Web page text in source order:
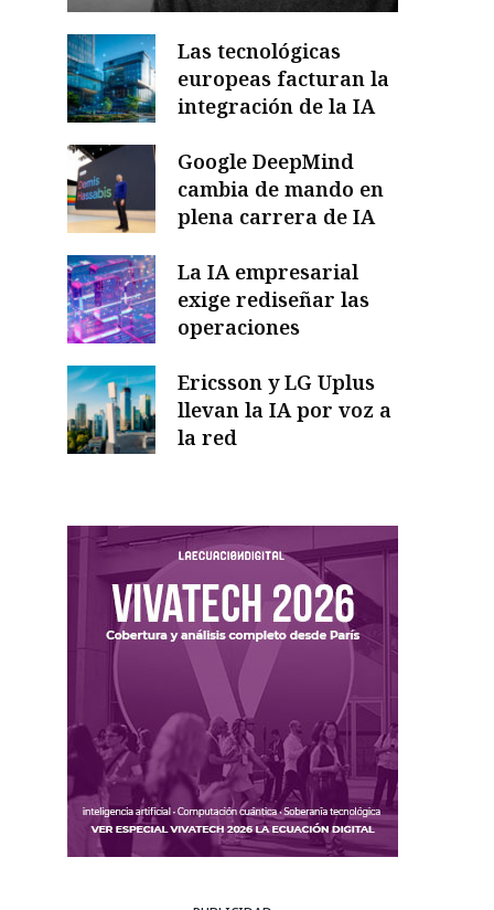
Las tecnológicas
europeas facturan la
integración de la IA
Google DeepMind
cambia de mando en
plena carrera de IA
La IA empresarial
exige rediseñar las
operaciones
Ericsson y LG Uplus
llevan la IA por voz a
la red